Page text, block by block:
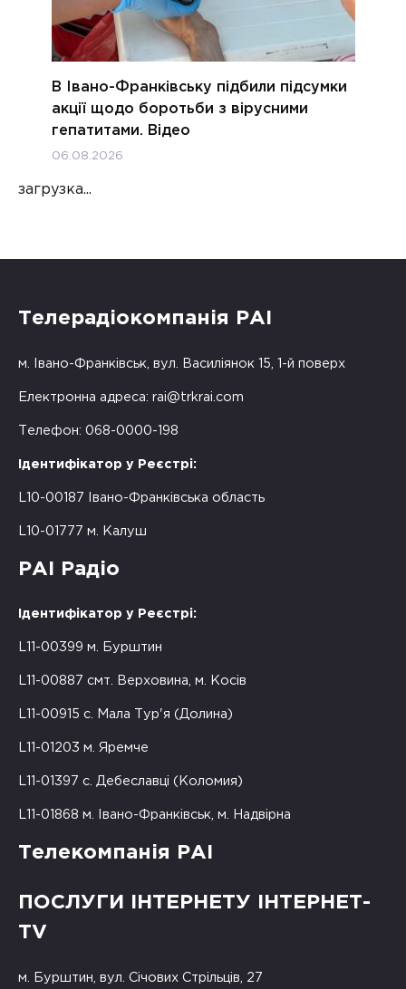
В Івано-Франківську підбили підсумки
акції щодо боротьби з вірусними
гепатитами. Відео
06.08.2026
загрузка...
Телерадіокомпанія РАІ
м. Івано-Франківськ, вул. Василіянок 15, 1-й поверх
Електронна адреса: rai@trkrai.com
Телефон: 068-0000-198
Ідентифікатор у Реєстрі:
L10-00187 Івано-Франківська область
L10-01777 м. Калуш
РАІ Радіо
Ідентифікатор у Реєстрі:
L11-00399 м. Бурштин
L11-00887 смт. Верховина, м. Косів
L11-00915 с. Мала Тур'я (Долина)
L11-01203 м. Яремче
L11-01397 с. Дебеславці (Коломия)
L11-01868 м. Івано-Франківськ, м. Надвірна
Телекомпанія РАІ
ПОСЛУГИ ІНТЕРНЕТУ ІНТЕРНЕТ-
TV
м. Бурштин, вул. Січових Стрільців, 27